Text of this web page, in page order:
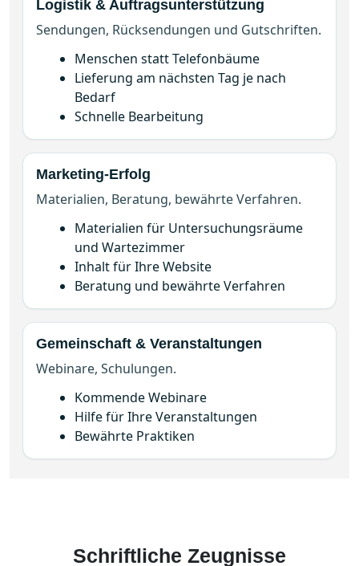
Sendungen, Rücksendungen und Gutschriften.
Menschen statt Telefonbäume
Lieferung am nächsten Tag je nach
Bedarf
Schnelle Bearbeitung
Marketing-Erfolg
Materialien, Beratung, bewährte Verfahren.
Materialien für Untersuchungsräume
und Wartezimmer
Inhalt für Ihre Website
Beratung und bewährte Verfahren
Gemeinschaft & Veranstaltungen
Webinare, Schulungen.
Kommende Webinare
Hilfe für Ihre Veranstaltungen
Bewährte Praktiken